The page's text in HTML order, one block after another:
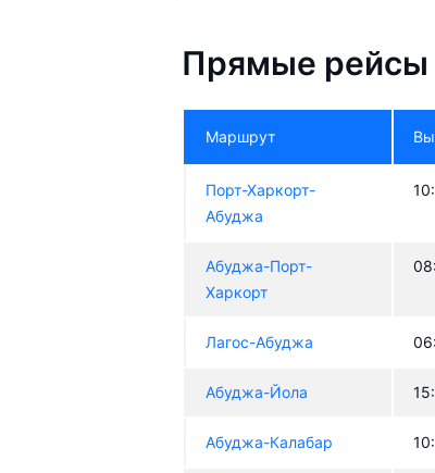
Прямые рейсы
Маршрут
Порт-Харкорт-
Абуджа
Абуджа-Порт-
Харкорт
Лагос-Абуджа
Абуджа-Йола
Абуджа-Калабар